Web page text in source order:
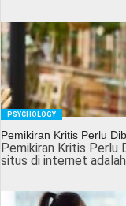
PSYCHOLOGY
Pemikiran Kritis Perlu
Pemikiran Kritis Perlu
situs di internet